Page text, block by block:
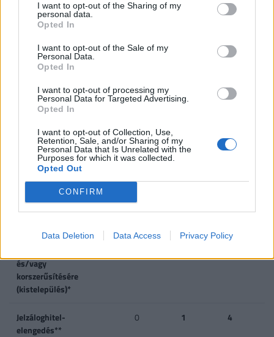
I want to opt-out of the Sharing of my
personal data.
Opted In
I want to opt-out of the Sale of my
Personal Data.
Opted In
I want to opt-out of processing my
Personal Data for Targeted Advertising.
Opted In
I want to opt-out of Collection, Use,
Retention, Sale, and/or Sharing of my
Personal Data that Is Unrelated with the
Purposes for which it was collected.
Opted Out
CONFIRM
Data Deletion Data Access Privacy Policy
Családtámogatások 2019. július 1-től(millió
forint, vastag betűvel az újdonságok)
3
VISSZA NEM TÉRÍTENDŐ TÁMOGATÁS
CSOK új építésű
ingatlanra*, vagy
0,6 2,6 10
CSOK használt ingatlan
vásárlására (nem
kistelepülés)*, vagy
0,6 1,43 2,2
CSOK használt ingatlan
és/vagy
korszerűsítésére
(kistelepülés)*
0,6 2,6 10
Jelzáloghitel-
elengedés**
0 1 4